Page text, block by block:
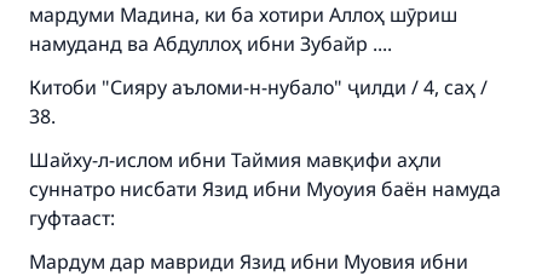
мардуми Мадина, ки ба хотири Аллоҳ шӯриш
намуданд ва Абдуллоҳ ибни Зубайр ....
Китоби "Сияру аъломи-н-нубало" ҷилди / 4, саҳ /
38.
Шайху-л-ислом ибни Таймия мавқифи аҳли
суннатро нисбати Язид ибни Муоуия баён намуда
гуфтааст:
Мардум дар мавриди Язид ибни Муовия ибни